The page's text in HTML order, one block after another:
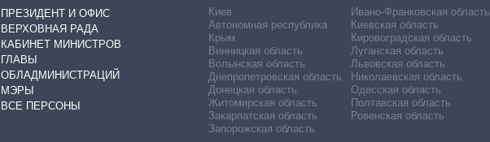
ПРЕЗИДЕНТ И ОФИС
ВЕРХОВНАЯ РАДА
КАБИНЕТ МИНИСТРОВ
ГЛАВЫ
ОБЛАДМИНИСТРАЦИЙ
МЭРЫ
ВСЕ ПЕРСОНЫ
Киев
Автономная республика
Крым
Винницкая область
Волынская область
Днепропетровская область
Донецкая область
Житомирская область
Закарпатская область
Запорожская область
Ивано-Франковская область
Киевская область
Кировоградская область
Луганская область
Львовская область
Николаевская область
Одесская область
Полтавская область
Ровенская область